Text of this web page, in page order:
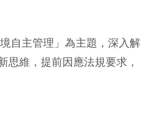
自主管理」為主題，深入解
維，提前因應法規要求，